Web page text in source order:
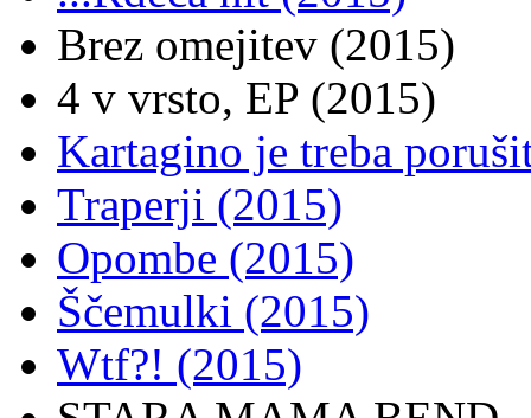
Brez omejitev (2015)
4 v vrsto, EP (2015)
Kartagino je treba
Traperji (2015)
Opombe (2015)
Ščemulki (2015)
Wtf?! (2015)